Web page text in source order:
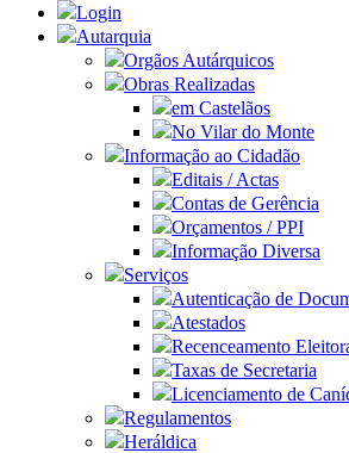
Login
Autarquia
Orgãos Autárquicos
Obras Realizadas
em Castelãos
No Vilar do Monte
Informação ao Cidadão
Editais / Actas
Contas de Gerência
Orçamentos / PPI
Informação Diversa
Serviços
Autenticação de
Atestados
Recenceamento
Taxas de Secretaria
Licenciamento de
Regulamentos
Heráldica